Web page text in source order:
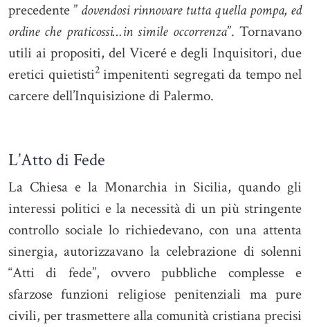
precedente ” dovendosi rinnovare tutta quella pompa, ed
ordine che praticossi…in simile occorrenza”. Tornavano
utili ai propositi, del Viceré e degli Inquisitori, due
eretici quietisti2 impenitenti segregati da tempo nel
carcere dell’Inquisizione di Palermo.
L’Atto di Fede
La Chiesa e la Monarchia in Sicilia, quando gli
interessi politici e la necessità di un più stringente
controllo sociale lo richiedevano, con una attenta
sinergia, autorizzavano la celebrazione di solenni
“Atti di fede”, ovvero pubbliche complesse e
sfarzose funzioni religiose penitenziali ma pure
civili, per trasmettere alla comunità cristiana precisi